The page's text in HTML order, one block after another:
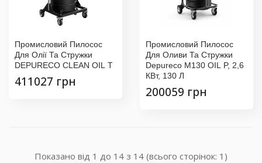
Промисловий Пилосос
Для Олії Та Стружки
DEPURECO CLEAN OIL T
411027 грн
Промисловий Пилосос
Для Оливи Та Стружки
Depureco M130 OIL P, 2,6
КВт, 130 Л
200059 грн
Показано від 1 до 14 з 14 (всього сторінок: 1)